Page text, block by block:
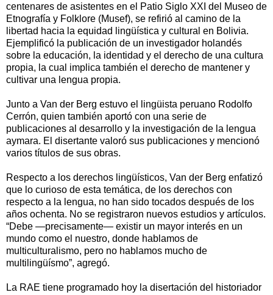
centenares de asistentes en el Patio Siglo XXI del Museo de
Etnografía y Folklore (Musef), se refirió al camino de la
libertad hacia la equidad lingüística y cultural en Bolivia.
Ejemplificó la publicación de un investigador holandés
sobre la educación, la identidad y el derecho de una cultura
propia, la cual implica también el derecho de mantener y
cultivar una lengua propia.
Junto a Van der Berg estuvo el lingüista peruano Rodolfo
Cerrón, quien también aportó con una serie de
publicaciones al desarrollo y la investigación de la lengua
aymara. El disertante valoró sus publicaciones y mencionó
varios títulos de sus obras.
Respecto a los derechos lingüísticos, Van der Berg enfatizó
que lo curioso de esta temática, de los derechos con
respecto a la lengua, no han sido tocados después de los
años ochenta. No se registraron nuevos estudios y artículos.
“Debe —precisamente— existir un mayor interés en un
mundo como el nuestro, donde hablamos de
multiculturalismo, pero no hablamos mucho de
multilingüísmo”, agregó.
La RAE tiene programado hoy la disertación del historiador